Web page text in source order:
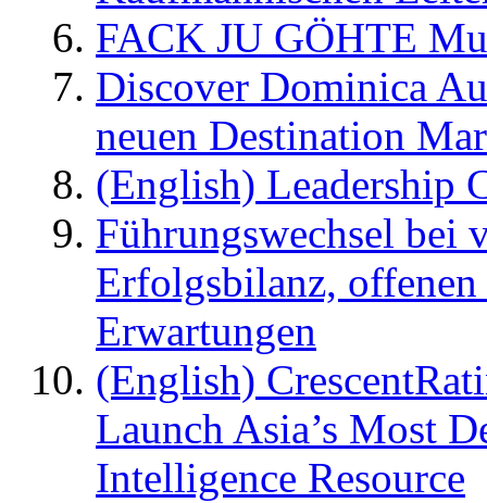
FACK JU GÖHTE
Discover Dominica
neuen Destination
(English) Leadership
Führungswechsel bei
Erfolgsbilanz,
Erwartungen
(English)
Launch Asia’s Most
Intelligence Resource